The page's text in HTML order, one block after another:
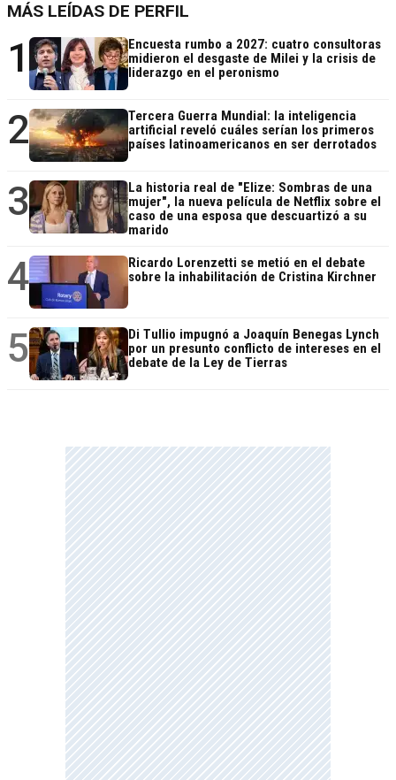
MÁS LEÍDAS DE PERFIL
1
Encuesta rumbo a 2027: cuatro consultoras
midieron el desgaste de Milei y la crisis de
liderazgo en el peronismo
2
Tercera Guerra Mundial: la inteligencia
artificial reveló cuáles serían los primeros
países latinoamericanos en ser derrotados
3
La historia real de "Elize: Sombras de una
mujer", la nueva película de Netflix sobre el
caso de una esposa que descuartizó a su
marido
4
Ricardo Lorenzetti se metió en el debate
sobre la inhabilitación de Cristina Kirchner
5
Di Tullio impugnó a Joaquín Benegas Lynch
por un presunto conflicto de intereses en el
debate de la Ley de Tierras